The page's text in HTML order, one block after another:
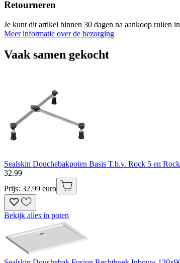
Retourneren
Je kunt dit artikel binnen 30 dagen na aankoop ruilen
Meer informatie over de bezorging
Vaak samen gekocht
Sealskin Douchebakpoten Basis T.b.v. Rock 5 en
32.99
Prijs: 32.99 euro
Bekijk alles in poten